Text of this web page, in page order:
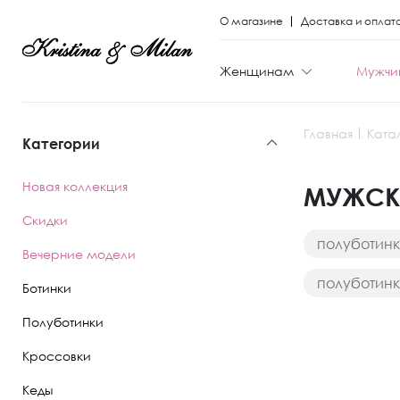
О магазине Доставка и
Женщинам
Весь каталог
Новая
Скидки
Весь каталог
Новая
Скидки
Категории
Новая коллекция
Скидки
Вечерние модели
Ботинки
Полуботинки
Кроссовки
Кеды
Главная